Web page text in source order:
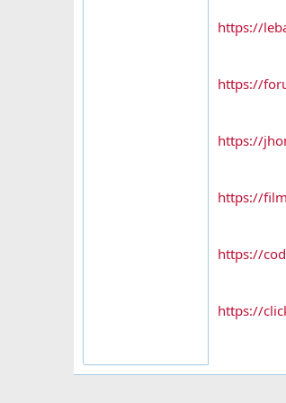
https://
https://
https://
https://
https://
https://